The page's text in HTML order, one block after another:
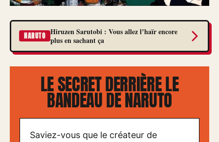
NARUTO Hiruzen Sarutobi : Vous allez l’haïr encore
plus en sachant ça
LE SECRET DERRIÈRE LE
BANDEAU DE NARUTO
Saviez-vous que le créateur de